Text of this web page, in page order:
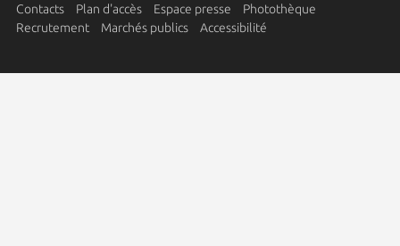
Contacts Plan d'accès Espace presse
Photothèque
Recrutement
Marchés publics Accessibilité